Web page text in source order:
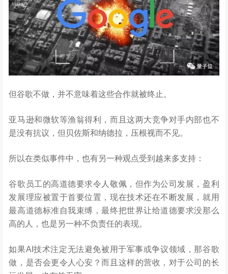
但谷歌不做，并不意味着这些合作就被终止。
亚马逊和微软等渔翁得利，而且这两大竞争对手内部也不
是没有抗议，但贝佐斯和纳德拉，压根视而不见。
所以在类似事件中，也有另一种观点受到越来多支持：
谷歌员工的高道德要求令人敬佩，但作为公司发展，盈利
发展理应被置于首要位置，现在技术还在不断发展，就用
最高道德标准自我束缚，最终把世界让给道德要求没那么
高的人，也是另一种不负责任的表现。
如果AI技术注定无法避免被用于军事或争议领域，那谷歌
做，是否会更令人心安？而且这样的营收，对于公司的长